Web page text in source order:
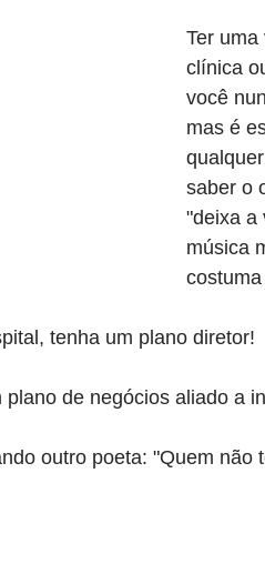
Ter
clínica
você
mas é
saber o
"deixa a
música
tenha um plano diretor!
de negócios aliado a
outro poeta: "Quem não